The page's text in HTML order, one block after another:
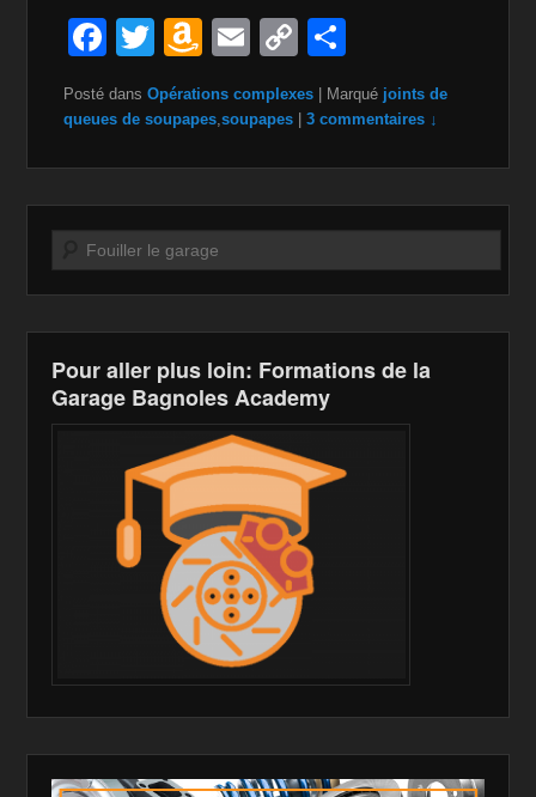
F
c
o
o
k
T
wi
tt
A
a
n
W
is
h
Li
st
E
ail
C
p
n
k
ta
Posté dans Opérations complexes | Marqué joints de
queues de soupapes ,soupapes |3 commentaires ↓
Recherche
Pour aller plus loin: Formations de la
Garage Bagnoles Academy